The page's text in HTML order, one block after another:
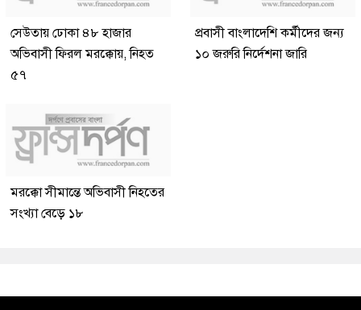
সেউতায় ঢোকা ৪৮ হাজার
অভিবাসী ফিরল মরক্কোয়, নিহত
৫৭
প্রবাসী বাংলাদেশি কর্মীদের জন্য
১০ জরুরি নির্দেশনা জারি
মরক্কো সীমান্তে অভিবাসী নিহতের
সংখ্যা বেড়ে ১৮